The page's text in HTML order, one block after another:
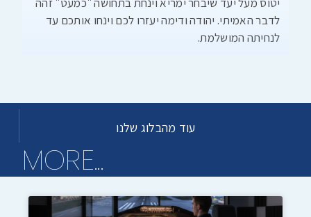
לדבר האמיתי. יהודה ודימה יעזרו לכם וינחו אותכם עד
לנחיתה המושלמת.
עוד מהבלוג שלנו
...MORE